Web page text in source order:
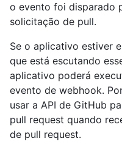
o evento foi disparado
solicitação de pull.
Se o aplicativo estiver
que está escutando
aplicativo poderá
evento de webhook.
usar a API de GitHub
pull request quando
de pull request.